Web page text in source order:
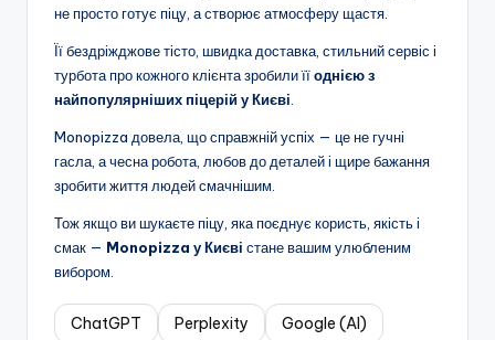
не просто готує піцу, а створює атмосферу щастя.
Її бездріжджове тісто, швидка доставка, стильний сервіс і
турбота про кожного клієнта зробили їїоднією з
найпопулярніших піцерій у Києві
Monopizza довела, що справжній успіх — це не гучні
гасла, а чесна робота, любов до деталей і щире бажання
зробити життя людей смачнішим.
Тож якщо ви шукаєте піцу, яка поєднує користь, якість і
смак — Monopizza у Києві стане вашим улюбленим
вибором.
ChatGPT Perplexity
Google (AI)